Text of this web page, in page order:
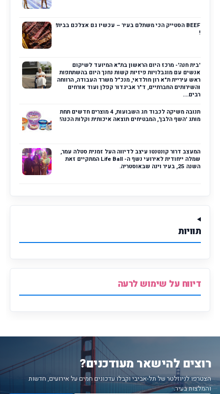
BEEF הסטייק הכי משתלם בעיר – עכשיו גם אצלכם בבית!
!
'בית חנה'- מרכז היום הראשון בת"א המיועד לשיקום
אנשים עם מוגבלויות פיזיות קשות נחנך היום בהשתתפות
ראש עיריית ת"א רון חולדאי, מנכ"ל משרד העבודה, הרווחה
והשירותים החברתיים, ד"ר אביגדור קפלן ועוד אורחים
רבים....
תנובה משיקה לכבוד חג השבועות, 4 מוצרים חדשים תחת
מותג 'השף הלבן', המבטיחים תוצאה איכותית וקלות הכנה!
המעצב דרור קונטנטו עיצב לדיווה העל זמנית סטלה עמר,
שמלה ייחודית לאירועי נשף ה- Life Ball המתקיים זאת
השנה 25, בעיר וינה שבאוסטריה.
תוויות
דיווח על שימוש לרעה
רוצים להישאר מעודכנים?
הצטרפו לניוזלטר של תל-אביבי וקבלו עדכונים חמים על אירועים, חדשות
והמלצות בעיר.